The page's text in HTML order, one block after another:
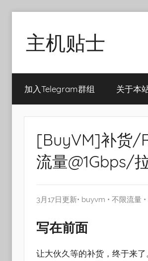
content
主机贴士
瓦
工|BandwagonHost
加入Telegram群组 关于本
[BuyVM]补货/
流量@1Gbps/
3月17日更新• buyvm • 不限流量 •
写在前面
让大伙久等的补货，终于来